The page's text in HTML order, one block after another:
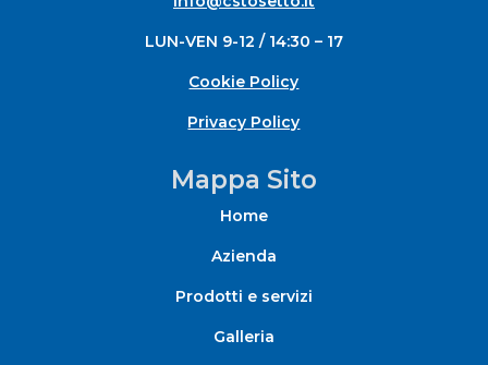
LUN-VEN 9-12 / 14:30 – 17
Cookie Policy
Privacy Policy
Mappa Sito
Home
Azienda
Prodotti e servizi
Galleria